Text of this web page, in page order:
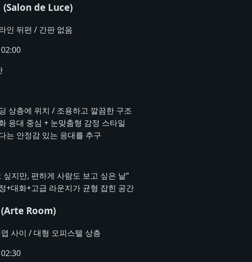
de Luce)
인 뒤편 / 간판 없음
상층에 위치 / 조용하고 깔끔한 구조
응대 중심 + 눈맞춤형 감정 스타일
는 안정감 있는 응대를 추구
싶지만, 편하게 사람도 보고 싶은 날”
+대화+고급 라운지가 균형 잡힌 공간
Room)
사이 / 대형 오피스텔 상층